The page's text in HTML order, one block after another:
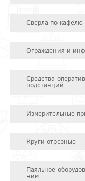
Сверла по кафелю
Ограждения и
Средства
подстанций
Измерительные
Круги отрезные
Паяльное
ним